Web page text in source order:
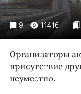
ПРОЕКТЫ
Блоги
Интересное
9 11416
Организаторы
присутствие
неуместно.